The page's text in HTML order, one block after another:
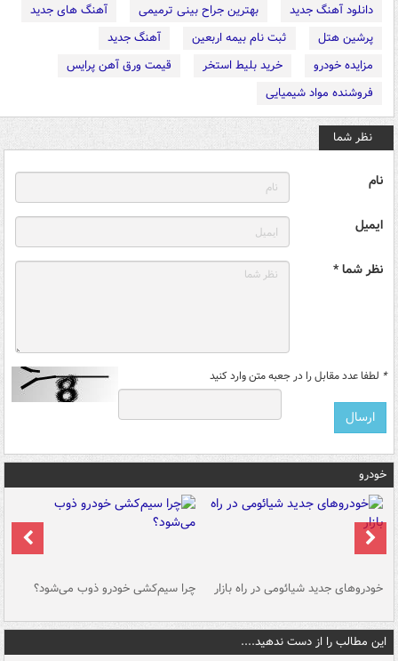
دانلود آهنگ جدید
بهترین جراح بینی ترمیمی
آهنگ های جدید
پرشین هتل
ثبت نام بیمه اربعین
آهنگ جدید
مزایده خودرو
خرید بلیط استخر
قیمت ورق آهن پرایس
فروشنده مواد شیمیایی
نظر شما
نام
ایمیل
نظر شما *
* لطفا عدد مقابل را در جعبه متن وارد کنید
خودرو
خودروهای جدید شیائومی در راه بازار چرا سیم‌کشی خودرو ذوب می‌شود؟
این مطالب را از دست ندهید....